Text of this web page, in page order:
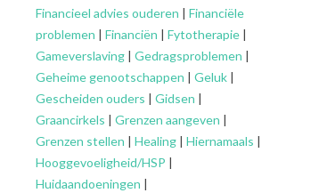
Financieel advies ouderen | Financiële
problemen | Financiën | Fytotherapie |
Gameverslaving | Gedragsproblemen |
Geheime genootschappen | Geluk |
Gescheiden ouders | Gidsen |
Graancirkels | Grenzen aangeven |
Grenzen stellen | Healing | Hiernamaals |
Hooggevoeligheid/HSP |
Huidaandoeningen |